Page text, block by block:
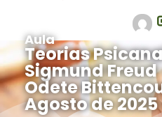
Aula
Teorias
Sigmund Freud
Odete
Agosto de 2025